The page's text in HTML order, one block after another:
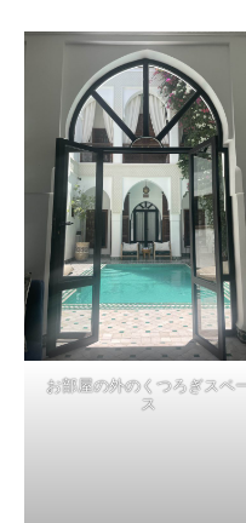
お部屋の外のくつろぎスペ
ス